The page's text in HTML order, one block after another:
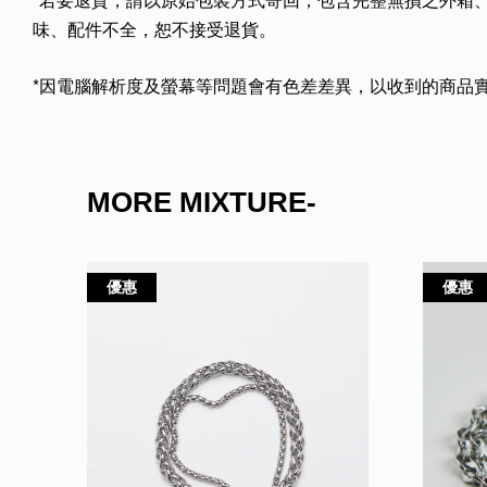
味、配件不全，恕不接受退貨。
*因電腦解析度及螢幕等問題會有色差差異，以收到的商品
MORE MIXTURE-
優惠 優惠